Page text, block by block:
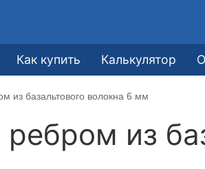
Как купить Калькулятор
из базальтового волокна 6 мм
из